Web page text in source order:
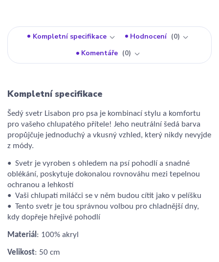
Kompletní specifikace Hodnocení
0
Komentáře
0
Kompletní specifikace
Šedý svetr Lisabon pro psa je kombinací stylu a komfortu
pro vašeho chlupatého přítele! Jeho neutrální šedá barva
propůjčuje jednoduchý a vkusný vzhled, který nikdy nevyjde
z módy.
• Svetr je vyroben s ohledem na psí pohodlí a snadné
oblékání, poskytuje dokonalou rovnováhu mezi tepelnou
ochranou a lehkostí
• Vaši chlupatí miláčci se v něm budou cítit jako v pelíšku
• Tento svetr je tou správnou volbou pro chladnější dny,
kdy dopřeje hřejivé pohodlí
Materiál : 100% akryl
Velikost: 50 cm